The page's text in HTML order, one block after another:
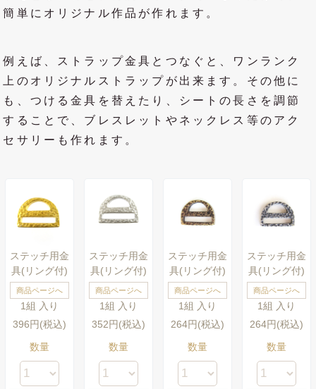
簡単にオリジナル作品が作れます。
例えば、ストラップ金具とつなぐと、ワンランク
上のオリジナルストラップが出来ます。その他に
も、つける金具を替えたり、シートの長さを調節
することで、ブレスレットやネックレス等のアク
セサリーも作れます。
ステッチ用金
具(リング付)
商品ページへ
1組 入り
396円(税込)
数量
ステッチ用金
具(リング付)
商品ページへ
1組 入り
352円(税込)
数量
ステッチ用金
具(リング付)
商品ページへ
1組 入り
264円(税込)
数量
ステッチ用金
具(リング付)
商品ページへ
1組 入り
264円(税込)
数量